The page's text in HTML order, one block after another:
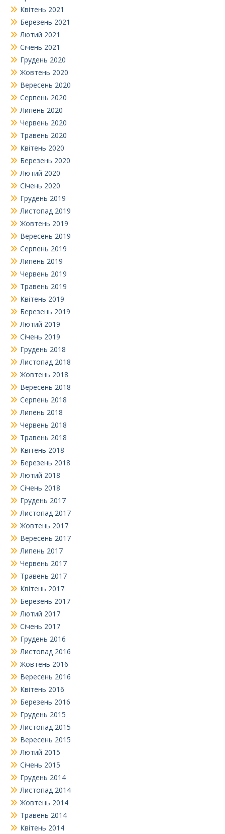
Квітень 2021
Березень 2021
Лютий 2021
Січень 2021
Грудень 2020
Жовтень 2020
Вересень 2020
Серпень 2020
Липень 2020
Червень 2020
Травень 2020
Квітень 2020
Березень 2020
Лютий 2020
Січень 2020
Грудень 2019
Листопад 2019
Жовтень 2019
Вересень 2019
Серпень 2019
Липень 2019
Червень 2019
Травень 2019
Квітень 2019
Березень 2019
Лютий 2019
Січень 2019
Грудень 2018
Листопад 2018
Жовтень 2018
Вересень 2018
Серпень 2018
Липень 2018
Червень 2018
Травень 2018
Квітень 2018
Березень 2018
Лютий 2018
Січень 2018
Грудень 2017
Листопад 2017
Жовтень 2017
Вересень 2017
Липень 2017
Червень 2017
Травень 2017
Квітень 2017
Березень 2017
Лютий 2017
Січень 2017
Грудень 2016
Листопад 2016
Жовтень 2016
Вересень 2016
Квітень 2016
Березень 2016
Грудень 2015
Листопад 2015
Вересень 2015
Лютий 2015
Січень 2015
Грудень 2014
Листопад 2014
Жовтень 2014
Травень 2014
Квітень 2014